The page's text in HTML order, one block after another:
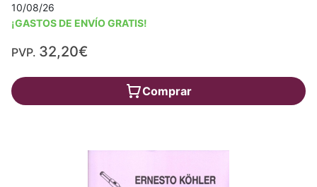
10/08/26
¡GASTOS DE ENVÍO GRATIS!
PVP. 32,20€
Comprar